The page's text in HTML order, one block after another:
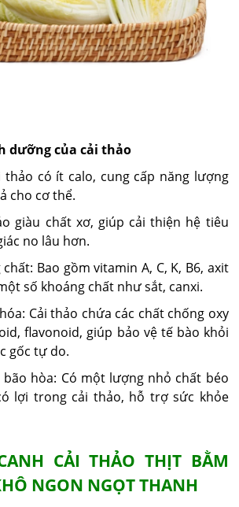
dưỡng của cải thảo
thảo có ít calo, cung cấp năng lượng
cho cơ thể.
giàu chất xơ, giúp cải thiện hệ tiêu
no lâu hơn.
Bao gồm vitamin A, C, K, B6, axit
số khoáng chất như sắt, canxi.
Cải thảo chứa các chất chống oxy
flavonoid, giúp bảo vệ tế bào khỏi
gốc tự do.
bão hòa: Có một lượng nhỏ chất béo
lợi trong cải thảo, hỗ trợ sức khỏe
CẢI THẢO THỊT BẰM
NGON NGỌT THANH